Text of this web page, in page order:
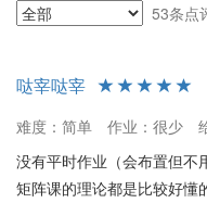
带教材进入考场，造成不公
强自学准备。总之，该课程
特别是研究生阶段的工科学
53条点
哒宰哒宰
难度：简单
作业：很少
没有平时作业（会布置但不
矩阵课的理论都是比较好懂